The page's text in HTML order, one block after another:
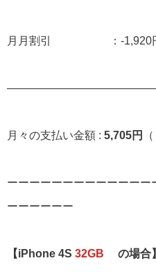
月月割引 ：-1,920円（
月々の支払い金額 : 5,705円
ーーーーーーーーーーーー
ーーーーーー
【iPhone 4S 32GB の場合】